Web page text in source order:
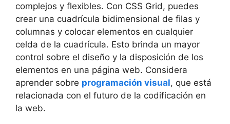
complejos y flexibles. Con CSS Grid, puedes
crear una cuadrícula bidimensional de filas y
columnas y colocar elementos en cualquier
celda de la cuadrícula. Esto brinda un mayor
control sobre el diseño y la disposición de los
elementos en una página web. Considera
aprender sobre programación visual, que está
relacionada con el futuro de la codificación en
la web.